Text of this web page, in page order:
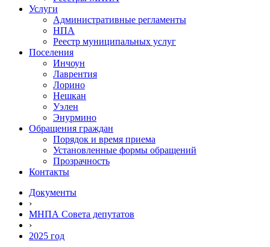
Услуги
Административные регламенты
НПА
Реестр муниципальных услуг
Поселения
Инчоун
Лаврентия
Лорино
Нешкан
Уэлен
Энурмино
Обращения граждан
Порядок и время приема
Установленные формы обращений
Прозрачность
Контакты
Документы
›
МНПА Совета депутатов
›
2025 год